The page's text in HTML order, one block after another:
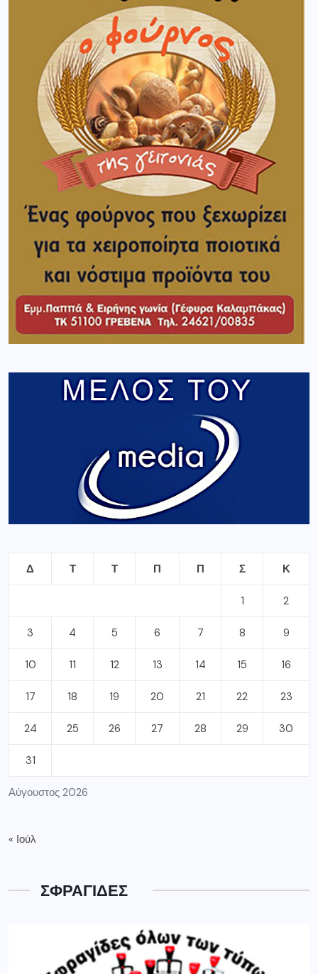
Αύγουστος 2026
Δ Τ Τ Π Π Σ Κ
1 2
3 4 5 6 7 8 9
10 11 12 13 14 15 16
17 18 19 20 21 22 23
24 25 26 27 28 29 30
31
« Ιούλ
ΣΦΡΑΓΙΔΕΣ